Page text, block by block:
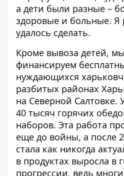
а дети были разные –
здоровые и больные. Я
удалось сделать.
Кроме вывоза детей,
финансируем
нуждающихся
разбитых районах
на Северной Салтовке.
40 тысяч горячих
наборов. Эта работа
еще до войны, а после
стала как никогда
в продуктах выросла в
прогрессии, ведь